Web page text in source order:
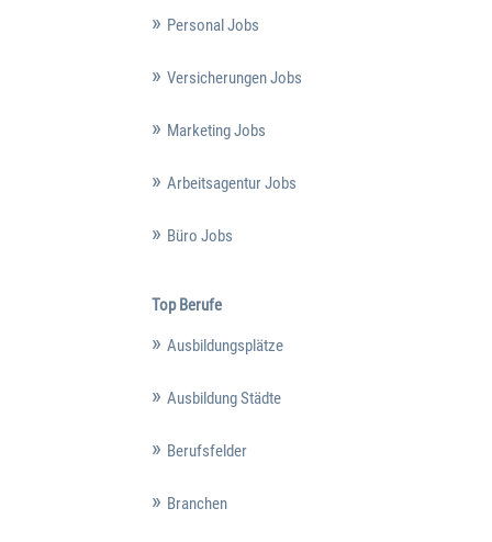
Personal Jobs
Versicherungen Jobs
Marketing Jobs
Arbeitsagentur Jobs
Büro Jobs
Top Berufe
Ausbildungsplätze
Ausbildung Städte
Berufsfelder
Branchen